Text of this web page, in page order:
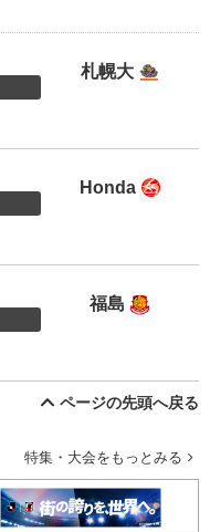
札幌大
Honda
福島
ページの先頭へ戻る
特集・大会をもっとみる